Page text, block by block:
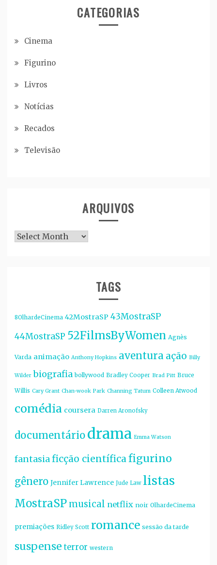
CATEGORIAS
Cinema
Figurino
Livros
Notícias
Recados
Televisão
ARQUIVOS
Arquivos
TAGS
8OlhardeCinema 42MostraSP 43MostraSP
44MostraSP 52FilmsByWomen Agnès
Varda animação Anthony Hopkins aventura ação Billy
Wilder biografia bollywood Bradley Cooper Brad Pitt Bruce
Willis Cary Grant Chan-wook Park Channing Tatum Colleen Atwood
comédia coursera Darren Aronofsky
documentáriodrama Emma Watson
fantasiaficção científicafigurino
gênero Jennifer Lawrence Jude Law listas
MostraSP musical netflix noir OlhardeCinema
premiações Ridley Scott romance sessão da tarde
suspense terror western